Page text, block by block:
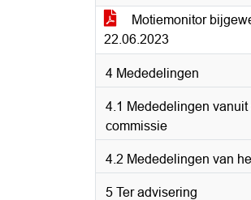
Motiemonitor
22.06.2023
4 Mededelingen
4.1 Mededelingen vanuit
commissie
4.2 Mededelingen van
5 Ter advisering